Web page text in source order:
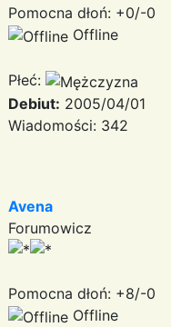
Pomocna dłoń: +0/-0
Offline
Płeć:
Debiut: 2005/04/01
Wiadomości: 342
Avena
Forumowicz
Pomocna dłoń: +8/-0
Offline